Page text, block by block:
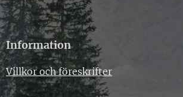
Information
Villkor och föreskrifter